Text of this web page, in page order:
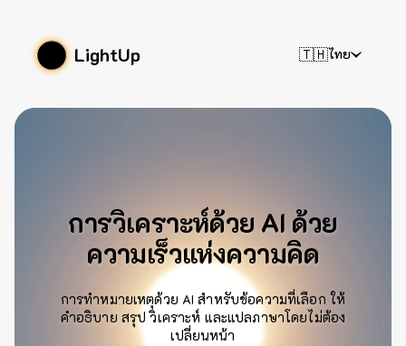
LightUp 🇹🇭ไทย
การวิเคราะห์ด้วย AI ด้วย
ความเร็วแห่งความคิด
การทำหมายเหตุด้วย AI สำหรับข้อความที่เลือก ให้
คำอธิบาย สรุป วิเคราะห์ และแปลภาษาโดยไม่ต้อง
เปลี่ยนหน้า